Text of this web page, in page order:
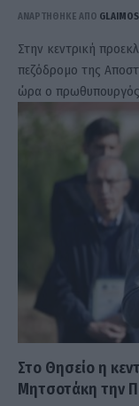
ΑΝΑΡΤΗΘΗΚΕ ΑΠΟ GLAIMOS
Στην κεντρική
πεζόδρομο της
ώρα ο
Στο Θησείο η
Μητσοτάκη την